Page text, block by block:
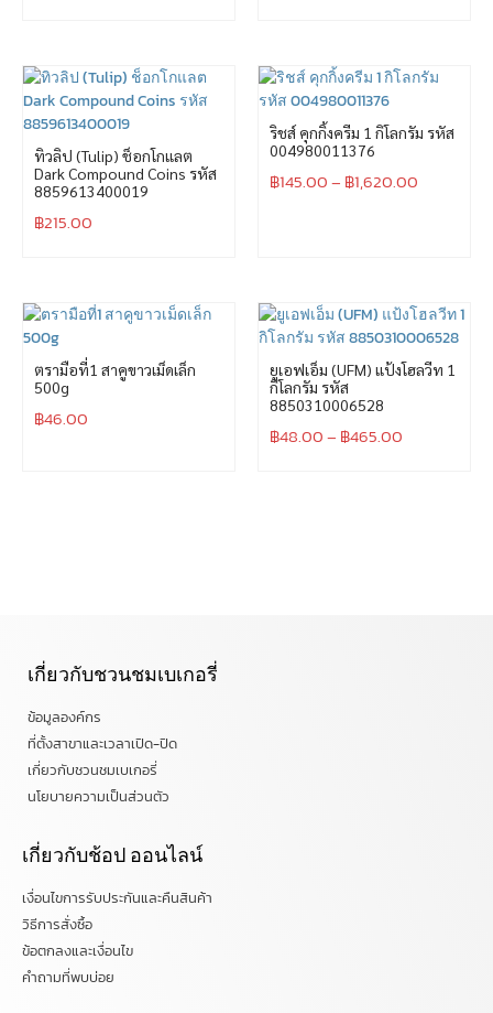
ทิวลิป (Tulip) ช็อกโกแลต
Dark Compound Coins รหัส
8859613400019
฿215.00
ริชส์ คุกกิ้งครีม 1 กิโลกรัม รหัส
004980011376
฿145.00– ฿1,620.00
ตรามือที่1 สาคูขาวเม็ดเล็ก
500g
฿46.00
ยูเอฟเอ็ม (UFM) แป้งโฮลวีท 1
กิโลกรัม รหัส
8850310006528
฿48.00– ฿465.00
เกี่ยวกับชวนชมเบเกอรี่
ข้อมูลองค์กร
ที่ตั้งสาขาและเวลาเปิด-ปิด
เกี่ยวกับชวนชมเบเกอรี่
นโยบายความเป็นส่วนตัว
เกี่ยวกับช้อป ออนไลน์
เงื่อนไขการรับประกันและคืนสินค้า
วิธีการสั่งซื้อ
ข้อตกลงและเงื่อนไข
คำถามที่พบบ่อย